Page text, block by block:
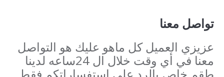
تواصل معنا
عزيزي العميل كل ماهو عليك هو التواصل
معنا في أي وقت خلال ال 24ساعه لدينا